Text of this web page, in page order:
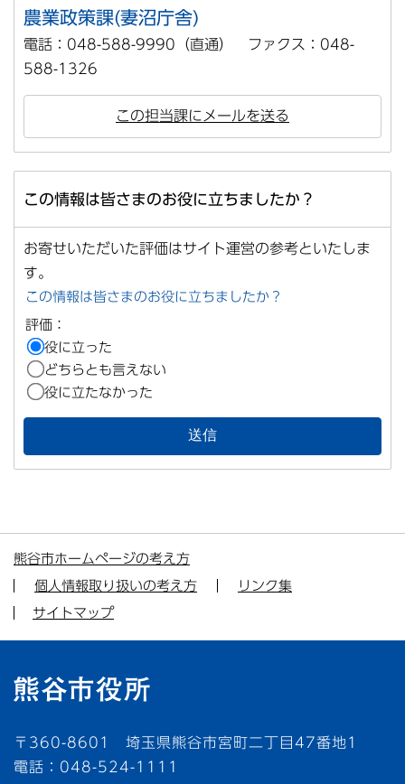
農業政策課(妻沼庁舎)
電話：048-588-9990（直通） ファクス：048-
588-1326
この担当課にメールを送る
この情報は皆さまのお役に立ちましたか？
お寄せいただいた評価はサイト運営の参考といたしま
す。
この情報は皆さまのお役に立ちましたか？
評価：
役に立った
どちらとも言えない
役に立たなかった
熊谷市ホームページの考え方
個人情報取り扱いの考え方
リンク集
サイトマップ
〒360-8601 埼玉県熊谷市宮町二丁目47番地1
電話：048-524-1111